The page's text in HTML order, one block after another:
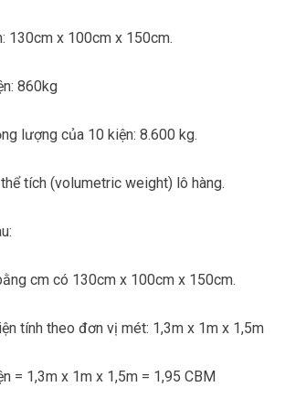
130cm x 100cm x 150cm.
860kg
lượng của 10 kiện: 8.600 kg.
tích (volumetric weight) lô hàng.
cm có 130cm x 100cm x 150cm.
tính theo đơn vị mét: 1,3m x 1m x 1,5m
= 1,3m x 1m x 1,5m = 1,95 CBM